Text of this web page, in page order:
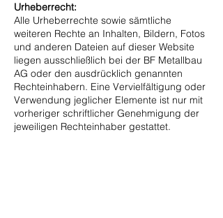
Urheberrecht:
Alle Urheberrechte sowie sämtliche
weiteren Rechte an Inhalten, Bildern, Fotos
und anderen Dateien auf dieser Website
liegen ausschließlich bei der BF Metallbau
AG oder den ausdrücklich genannten
Rechteinhabern. Eine Vervielfältigung oder
Verwendung jeglicher Elemente ist nur mit
vorheriger schriftlicher Genehmigung der
jeweiligen Rechteinhaber gestattet.